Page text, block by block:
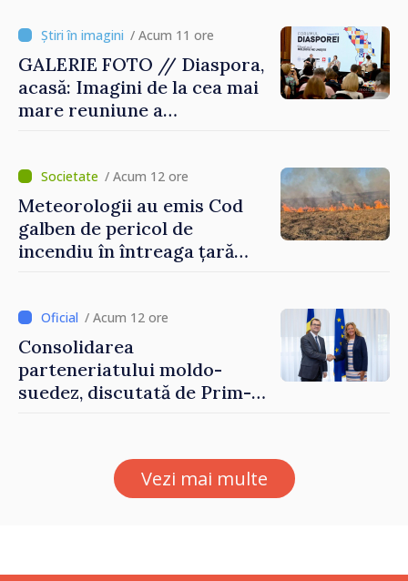
/ Acum 11 ore
GALERIE FOTO // Diaspora,
acasă: Imagini de la cea mai
mare reuniune a
/ Acum 12 ore
Meteorologii au emis Cod
galben de pericol de
incendiu în întreaga țară
/ Acum 12 ore
Consolidarea
parteneriatului moldo-
suedez, discutată de Prim-
Petra Lärke
Vezi mai multe